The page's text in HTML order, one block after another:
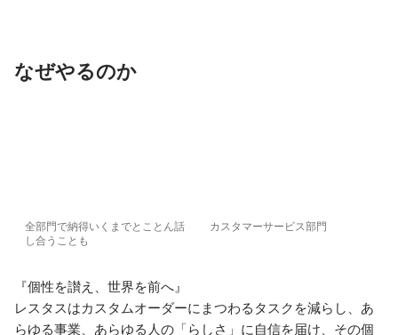
なぜやるのか
全部門で納得いくまでとことん話
し合うことも
カスタマーサービス部門
『個性を讃え、世界を前へ』
レスタスはカスタムオーダーにまつわるタスクを減らし、あ
らゆる事業、あらゆる人の「らしさ」に自信を届け、その個